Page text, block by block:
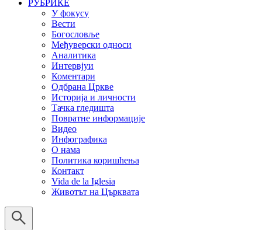
РУБРИКЕ
У фокусу
Вести
Богословље
Међуверски односи
Аналитика
Интервјуи
Коментари
Одбрана Цркве
Историја и личности
Тачка гледишта
Повратне информације
Видео
Инфографика
О нама
Политика коришћења
Контакт
Vida de la Iglesia
Животът на Църквата